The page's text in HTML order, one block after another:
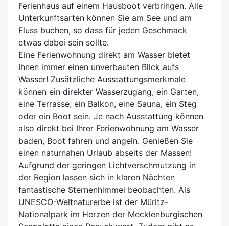
Ferienhaus auf einem Hausboot verbringen. Alle
Unterkunftsarten können Sie am See und am
Fluss buchen, so dass für jeden Geschmack
etwas dabei sein sollte.
Eine Ferienwohnung direkt am Wasser bietet
Ihnen immer einen unverbauten Blick aufs
Wasser! Zusätzliche Ausstattungsmerkmale
können ein direkter Wasserzugang, ein Garten,
eine Terrasse, ein Balkon, eine Sauna, ein Steg
oder ein Boot sein. Je nach Ausstattung können
also direkt bei Ihrer Ferienwohnung am Wasser
baden, Boot fahren und angeln. Genießen Sie
einen naturnahen Urlaub abseits der Massen!
Aufgrund der geringen Lichtverschmutzung in
der Region lassen sich in klaren Nächten
fantastische Sternenhimmel beobachten. Als
UNESCO-Weltnaturerbe ist der Müritz-
Nationalpark im Herzen der Mecklenburgischen